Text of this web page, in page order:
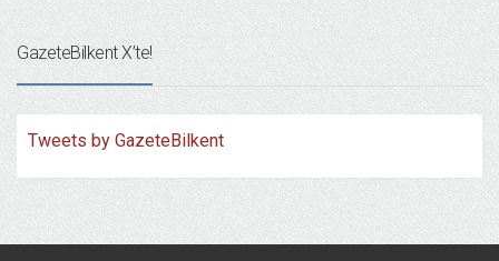
GazeteBilkent X’te!
Tweets by GazeteBilkent